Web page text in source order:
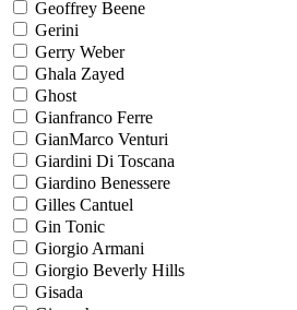
Geoffrey Beene
Gerini
Gerry Weber
Ghala Zayed
Ghost
Gianfranco Ferre
GianMarco Venturi
Giardini Di Toscana
Giardino Benessere
Gilles Cantuel
Gin Tonic
Giorgio Armani
Giorgio Beverly Hills
Gisada